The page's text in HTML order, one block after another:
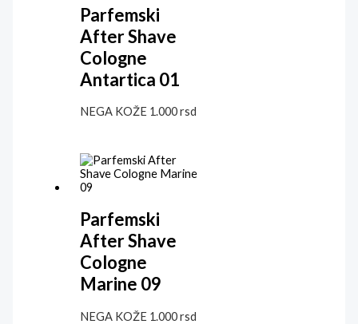
Parfemski
After Shave
Cologne
Antartica 01
NEGA KOŽE 1.000rsd
Parfemski
After Shave
Cologne
Marine 09
NEGA KOŽE 1.000rsd